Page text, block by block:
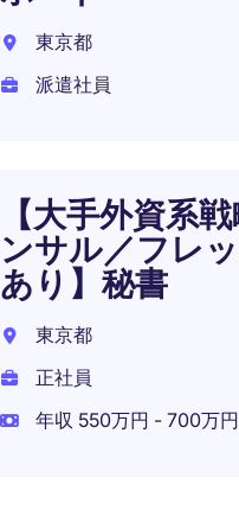
東京都
派遣社員
【大手外資系
ンサル／フレ
あり】秘書
東京都
正社員
年収 550万円 - 700万円